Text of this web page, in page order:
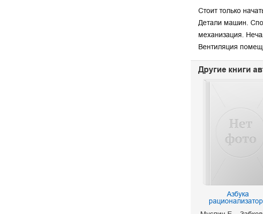
Стоит только
Детали машин.
механизация.
Вентиляция
Другие книги
Азбука